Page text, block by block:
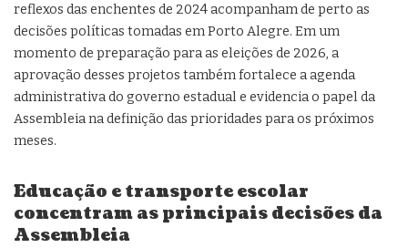
reflexos das enchentes de 2024 acompanham de perto as
decisões políticas tomadas em Porto Alegre. Em um
momento de preparação para as eleições de 2026, a
aprovação desses projetos também fortalece a agenda
administrativa do governo estadual e evidencia o papel da
Assembleia na definição das prioridades para os próximos
meses.
Educação e transporte escolar
concentram as principais decisões da
Assembleia